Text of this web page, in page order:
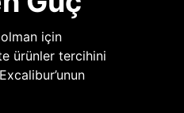
için
ürünler tercihini